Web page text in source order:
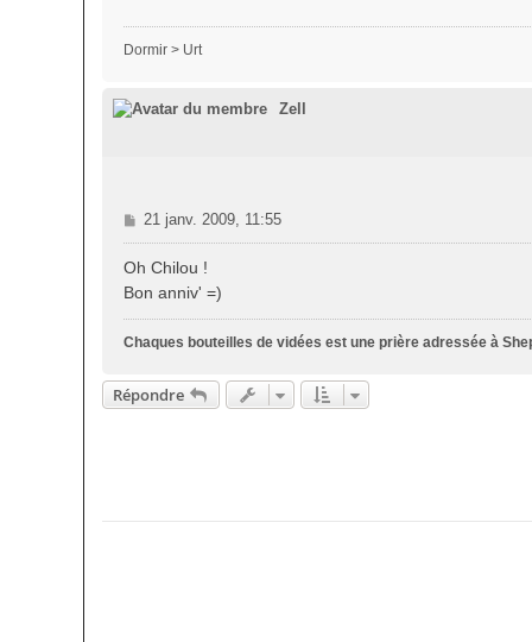
g
e
Dormir > Urt
Zell
M
e
s
a
g
e
21 janv. 2009, 11:55
Oh Chilou !
Bon anniv' =)
Chaques bouteilles de vidées est une prière adressée à
Répondre